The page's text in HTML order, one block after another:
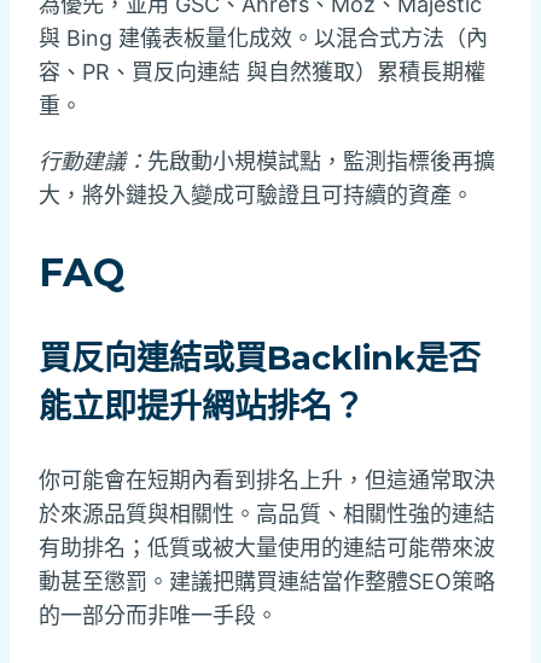
與 Bing 建儀表板量化成效。以混合式方法（內
容、PR、買反向連結 與自然獲取）累積長期權
重。
行動建議： 先啟動小規模試點，監測指標後再擴
大，將外鏈投入變成可驗證且可持續的資產。
FAQ
買反向連結或買Backlink是否
能立即提升網站排名？
你可能會在短期內看到排名上升，但這通常取決
於來源品質與相關性。高品質、相關性強的連結
有助排名；低質或被大量使用的連結可能帶來波
動甚至懲罰。建議把購買連結當作整體SEO策略
的一部分而非唯一手段。